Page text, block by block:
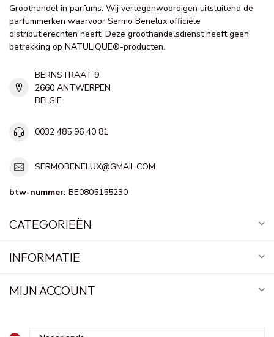
Groothandel in parfums. Wij vertegenwoordigen uitsluitend de
parfummerken waarvoor Sermo Benelux officiële
distributierechten heeft. Deze groothandelsdienst heeft geen
betrekking op NATULIQUE®-producten.
BERNSTRAAT 9
2660 ANTWERPEN
BELGIE
0032 485 96 40 81
SERMOBENELUX@GMAIL.COM
btw-nummer: BE0805155230
CATEGORIEËN
INFORMATIE
MIJN ACCOUNT